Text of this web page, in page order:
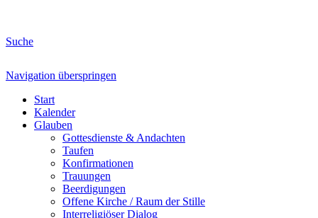
Suche
Navigation überspringen
Start
Kalender
Glauben
Gottesdienste & Andachten
Taufen
Konfirmationen
Trauungen
Beerdigungen
Offene Kirche / Raum der Stille
Interreligiöser Dialog